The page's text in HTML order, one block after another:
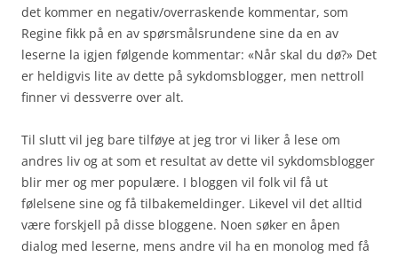
det kommer en negativ/overraskende kommentar, som
Regine fikk på en av spørsmålsrundene sine da en av
leserne la igjen følgende kommentar: «Når skal du dø?» Det
er heldigvis lite av dette på sykdomsblogger, men nettroll
finner vi dessverre over alt.
Til slutt vil jeg bare tilføye at jeg tror vi liker å lese om
andres liv og at som et resultat av dette vil sykdomsblogger
blir mer og mer populære. I bloggen vil folk vil få ut
følelsene sine og få tilbakemeldinger. Likevel vil det alltid
være forskjell på disse bloggene. Noen søker en åpen
dialog med leserne, mens andre vil ha en monolog med få